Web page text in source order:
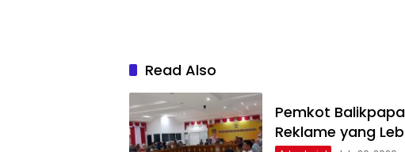
Read Also
Pemkot
Reklame yang